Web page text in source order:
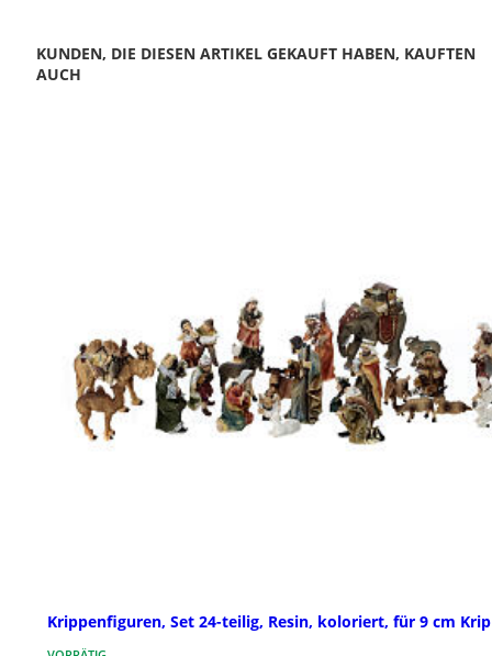
KUNDEN, DIE DIESEN ARTIKEL GEKAUFT HABEN, KAUFTEN
AUCH
Krippenfiguren, Set 24-teilig, Resin, koloriert, für 9 cm